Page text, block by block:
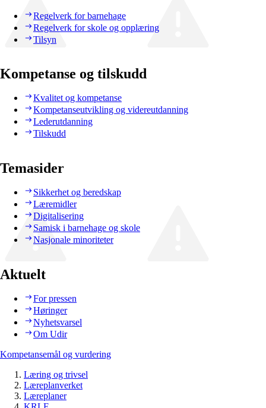
Regelverk for barnehage
Regelverk for skole og opplæring
Tilsyn
Kompetanse og tilskudd
Kvalitet og kompetanse
Kompetanseutvikling og videreutdanning
Lederutdanning
Tilskudd
Temasider
Sikkerhet og beredskap
Læremidler
Digitalisering
Samisk i barnehage og skole
Nasjonale minoriteter
Aktuelt
For pressen
Høringer
Nyhetsvarsel
Om Udir
Kompetansemål og vurdering
Læring og trivsel
Læreplanverket
Læreplaner